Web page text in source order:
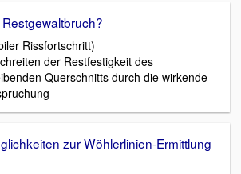
Rissfortschritt)
der Restfestigkeit des
Querschnitts durch die wirkende
zur Wöhlerlinien-Ermittlung